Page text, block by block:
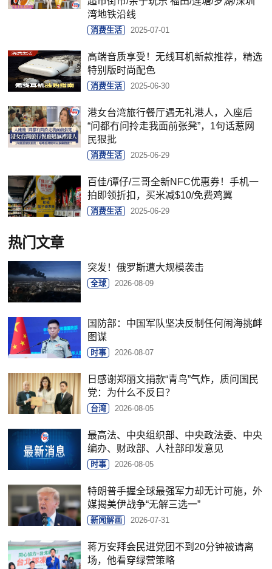
湾地铁沿线
消费生活 2025-07-01
高端音质享受！无线耳机新款推荐，精选
特别版时尚配色
消费生活 2025-06-30
港女台湾旅行餐厅遇无礼港人，入座后
“问都冇问拎走我面前张凳”，1句话惹网
民狠批
消费生活 2025-06-29
百佳/谭仔/三哥全新NFC优惠券！手机一
拍即领折扣，买米减$10/免费鸡翼
消费生活 2025-06-29
热门文章
突发！俄罗斯遭大规模袭击
全球 2026-08-09
国防部：中国军队坚决反制任何闹海挑衅
图谋
时事 2026-08-07
日感谢郑丽文捐款“青鸟”气炸，质问国民
党：为什么不反日？
台湾 2026-08-05
最高法、中央组织部、中央政法委、中央
编办、财政部、人社部印发意见
时事 2026-08-05
特朗普手握全球最强军力却无计可施，外
媒揭美伊战争“无解三选一”
新闻解画 2026-07-31
蒋万安拜会民进党团不到20分钟被请离
场，他看穿绿营策略